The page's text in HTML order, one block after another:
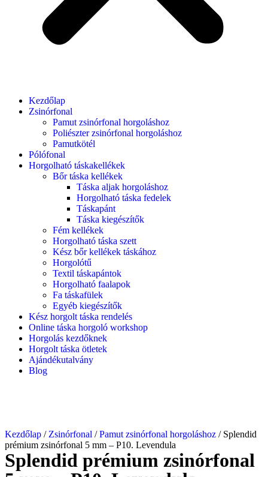
Kezdőlap
Zsinórfonal
Pamut zsinórfonal horgoláshoz
Poliészter zsinórfonal horgoláshoz
Pamutkötél
Pólófonal
Horgolható táskakellékek
Bőr táska kellékek
Táska aljak horgoláshoz
Horgolható táska fedelek
Táskapánt
Táska kiegészítők
Fém kellékek
Horgolható táska szett
Kész bőr kellékek táskához
Horgolótű
Textil táskapántok
Horgolható faalapok
Fa táskafülek
Egyéb kiegészítők
Kész horgolt táska rendelés
Online táska horgoló workshop
Horgolás kezdőknek
Horgolt táska ötletek
Ajándékutalvány
Blog
Kezdőlap / Zsinórfonal /Pamut zsinórfonal horgoláshoz / Splendid
prémium zsinórfonal 5 mm – P10. Levendula
Splendid prémium zsinórfonal